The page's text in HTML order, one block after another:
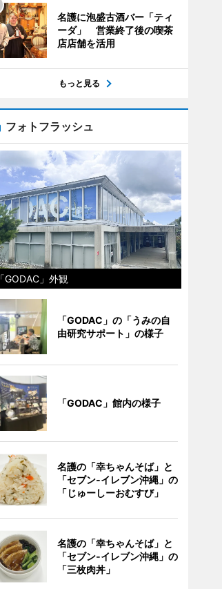
名護に泡盛古酒バー「ティ
ーダ」 営業終了後の喫茶
店店舗を活用
もっと見る
フォトフラッシュ
「GODAC」外観
「GODAC」の「うみの自
由研究サポート」の様子
「GODAC」館内の様子
名護の「幸ちゃんそば」と
「セブン‐イレブン沖縄」の
「じゅーしーおむすび」
名護の「幸ちゃんそば」と
「セブン‐イレブン沖縄」の
「三枚肉丼」